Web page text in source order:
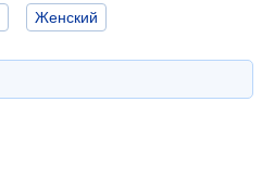
Женский